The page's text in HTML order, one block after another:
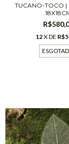
TUCANO-TOCO |
12X DE